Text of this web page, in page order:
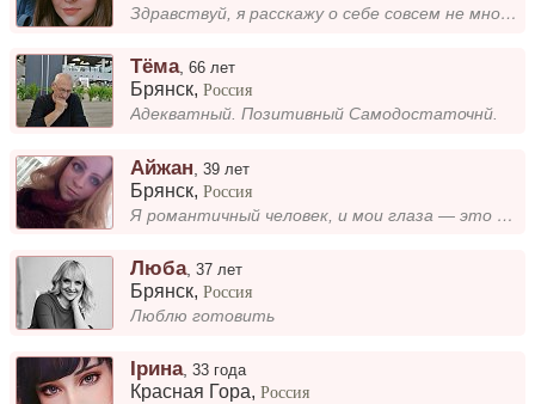
Здравствуй, я расскажу о себе совсем не много, но с этой информацией у тебя не возникнет лишних вопросов (по типу «а нуж...
Тёма,66 лет
Брянск,Россия
Адекватный. Позитивный Самодостаточнй.
Айжан ,39 лет
Брянск,Россия
Я романтичный человек, и мои глаза — это то, что запоминается в первую очередь. Ищу стабильные, искренние отношения, где...
Люба,37 лет
Брянск,Россия
Люблю готовить
Ірина,33 года
Красная Гора,Россия